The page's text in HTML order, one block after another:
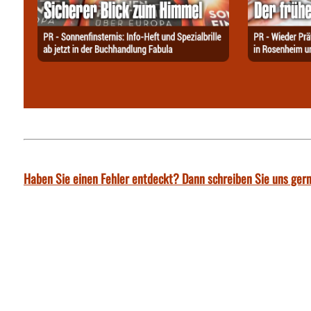
Haben Sie einen Fehler entdeckt? Dann schreiben Sie uns